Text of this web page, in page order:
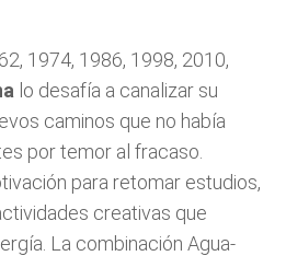
1974, 1986, 1998, 2010,
lo desafía a canalizar su
caminos que no había
por temor al fracaso.
para retomar estudios,
creativas que
La combinación Agua-